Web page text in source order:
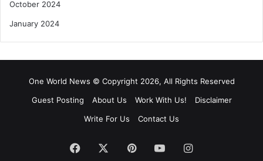
October 2024
January 2024
One World News © Copyright 2026, All Rights Reserved
Guest Posting
About Us Work With Us!
Disclaimer
Write For Us
Contact Us
Facebook PinterestYouTubeInstagram